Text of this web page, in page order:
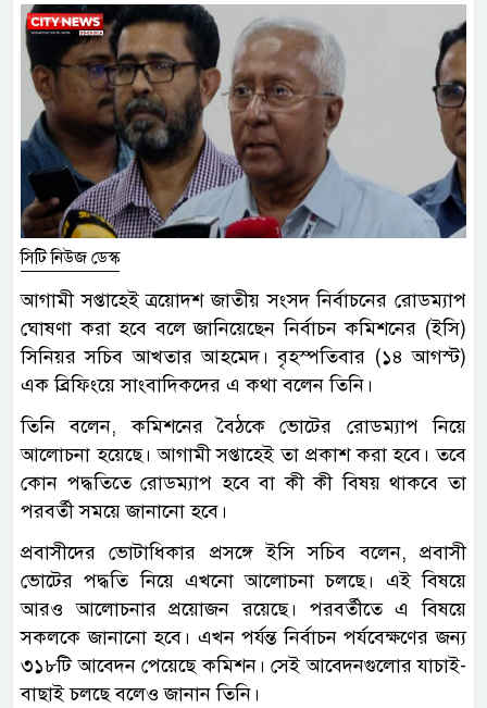
সিটি নিউজ ডেস্ক
আগামী সপ্তাহেই ত্রয়োদশ জাতীয় সংসদ নির্বাচনের রোডম্যাপ
ঘোষণা করা হবে বলে জানিয়েছেন নির্বাচন কমিশনের (ইসি)
সিনিয়র সচিব আখতার আহমেদ। বৃহস্পতিবার (১৪ আগস্ট)
এক ব্রিফিংয়ে সাংবাদিকদের এ কথা বলেন তিনি।
তিনি বলেন, কমিশনের বৈঠকে ভোটের রোডম্যাপ নিয়ে
আলোচনা হয়েছে। আগামী সপ্তাহেই তা প্রকাশ করা হবে। তবে
কোন পদ্ধতিতে রোডম্যাপ হবে বা কী কী বিষয় থাকবে তা
পরবর্তী সময়ে জানানো হবে।
প্রবাসীদের ভোটাধিকার প্রসঙ্গে ইসি সচিব বলেন, প্রবাসী
ভোটের পদ্ধতি নিয়ে এখনো আলোচনা চলছে। এই বিষয়ে
আরও আলোচনার প্রয়োজন রয়েছে। পরবর্তীতে এ বিষয়ে
সকলকে জানানো হবে। এখন পর্যন্ত নির্বাচন পর্যবেক্ষণের জন্য
৩১৮টি আবেদন পেয়েছে কমিশন। সেই আবেদনগুলোর যাচাই-
বাছাই চলছে বলেও জানান তিনি।